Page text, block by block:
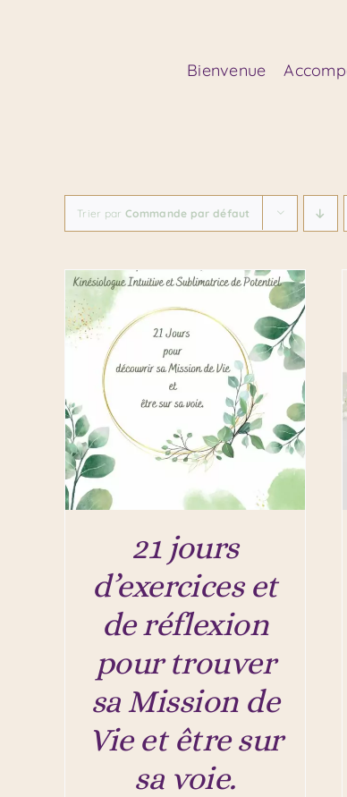
Bienvenue
Trier par Commande par défaut
21 jours
d’exercices et
de réflexion
pour trouver
sa Mission de
Vie et être sur
sa voie.